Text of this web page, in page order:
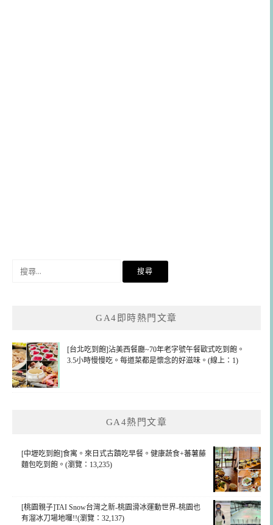
GA4即時熱門文章
[台北吃到飽]沾美西餐廳~70年老字號午餐歐式吃到飽。
3.5小時慢慢吃。每道菜都是懷念的好滋味。(線上：1)
GA4熱門文章
[中壢吃到飽]食寓。來日式古蹟吃早餐。健康蔬食+蕃薯藤
麵包吃到飽。(瀏覽：13,235)
[桃園親子]TAI Snow台灣之新-桃園滑冰運動世界-桃園也
有溜冰刀場地囉!!(瀏覽：32,137)